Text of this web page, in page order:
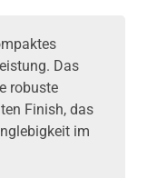
Das
robuste
Finish, das
im